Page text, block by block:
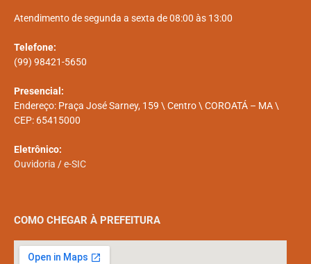
Atendimento de segunda a sexta de 08:00 às 13:00
Telefone:
(99) 98421-5650
Presencial:
Endereço: Praça José Sarney, 159 \ Centro \ COROATÁ – MA \
CEP: 65415000
Eletrônico:
Ouvidoria /e-SIC
COMO CHEGAR À PREFEITURA